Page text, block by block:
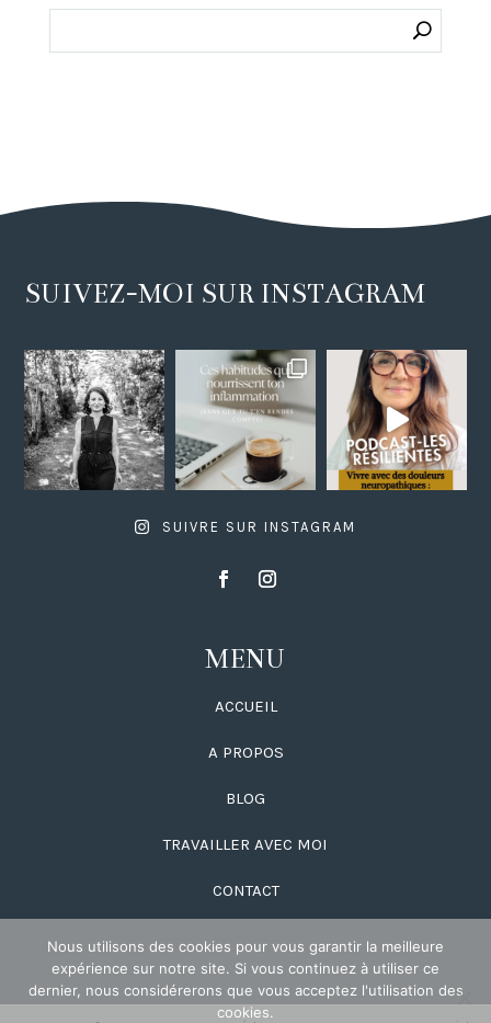
SUIVEZ-MOI SUR INSTAGRAM
SUIVRE SUR INSTAGRAM
MENU
ACCUEIL
A PROPOS
BLOG
TRAVAILLER AVEC MOI
CONTACT
Nous utilisons des cookies pour vous garantir la meilleure
expérience sur notre site. Si vous continuez à utiliser ce
dernier, nous considérerons que vous acceptez l'utilisation des
cookies.